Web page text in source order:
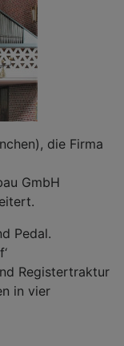
die Firma
GmbH
Pedal.
Registertraktur
in vier